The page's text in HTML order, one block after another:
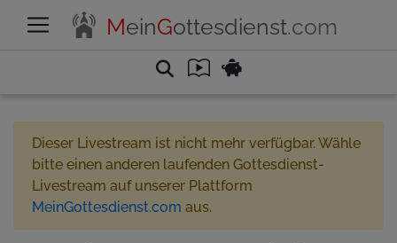
MeinGottesdienst.com
Dieser Livestream ist nicht mehr verfügbar. Wähle
bitte einen anderen laufenden Gottesdienst-
Livestream auf unserer Plattform
MeinGottesdienst.com aus.